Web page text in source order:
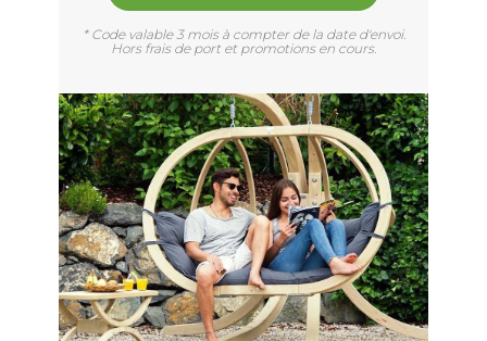
* Code valable 3 mois à compter de la date d'envoi.
Hors frais de port et promotions en cours.